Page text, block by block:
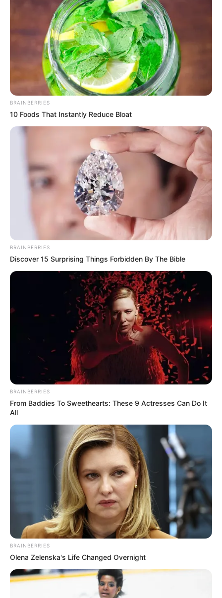
BRAINBERRIES
10 Foods That Instantly Reduce Bloat
BRAINBERRIES
Discover 15 Surprising Things Forbidden By The Bible
BRAINBERRIES
From Baddies To Sweethearts: These 9 Actresses Can Do It
All
BRAINBERRIES
Olena Zelenska's Life Changed Overnight